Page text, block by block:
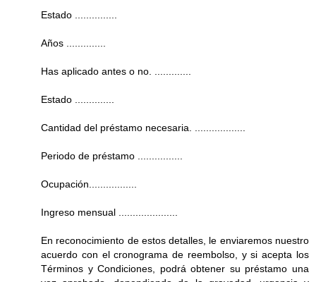
Estado ...............
Años ..............
Has aplicado antes o no. .............
Estado ..............
Cantidad del préstamo necesaria. ..................
Periodo de préstamo ................
Ocupación.................
Ingreso mensual .....................
En reconocimiento de estos detalles, le enviaremos nuestro
acuerdo con el cronograma de reembolso, y si acepta los
Términos y Condiciones, podrá obtener su préstamo una